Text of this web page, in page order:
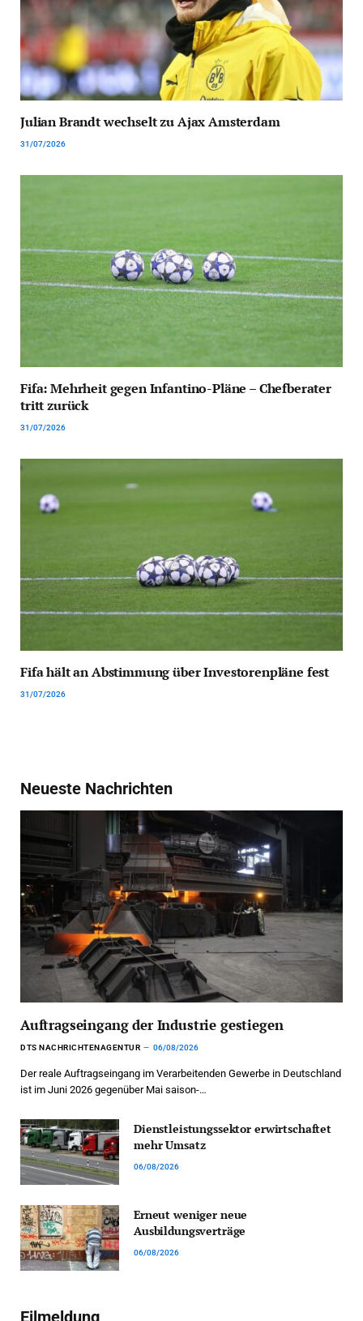
Julian Brandt wechselt zu Ajax Amsterdam
31/07/2026
Fifa: Mehrheit gegen Infantino-Pläne – Chefberater
tritt zurück
31/07/2026
Fifa hält an Abstimmung über Investorenpläne fest
31/07/2026
Neueste Nachrichten
Auftragseingang der Industrie gestiegen
DTS NACHRICHTENAGENTUR 06/08/2026
Der reale Auftragseingang im Verarbeitenden Gewerbe in Deutschland
ist im Juni 2026 gegenüber Mai saison-…
Dienstleistungssektor erwirtschaftet
mehr Umsatz
06/08/2026
Erneut weniger neue
Ausbildungsverträge
06/08/2026